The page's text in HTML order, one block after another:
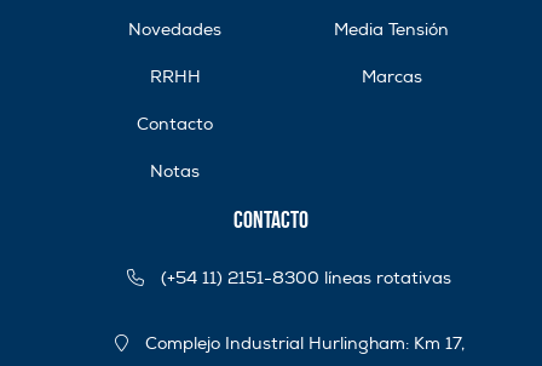
Novedades
RRHH
Contacto
Notas
Media Tensión
Marcas
Contacto
(+54 11) 2151-8300 líneas rotativas
Complejo Industrial Hurlingham: Km 17,